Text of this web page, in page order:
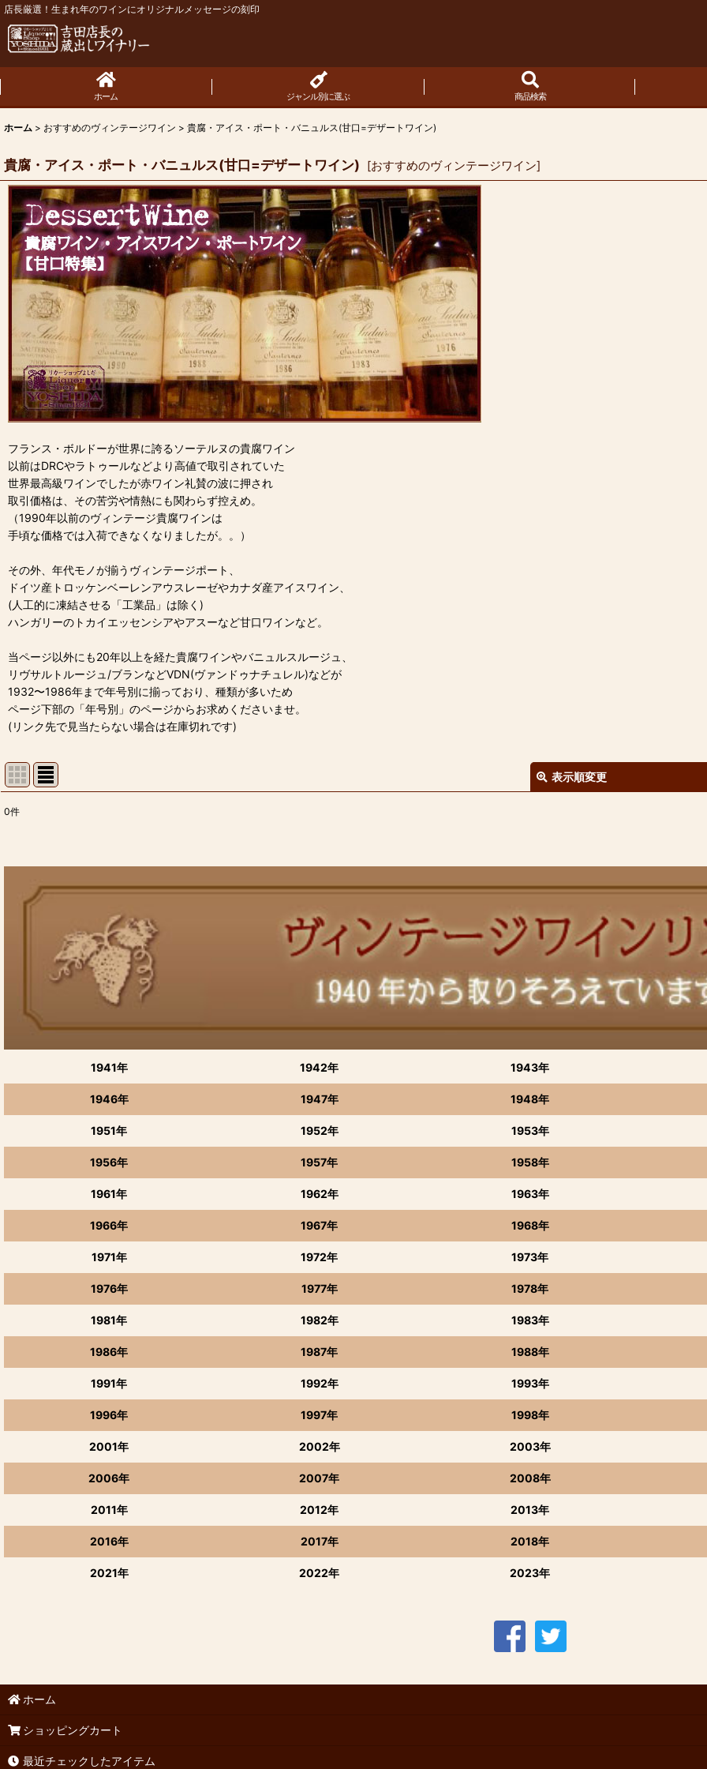
店長厳選！生まれ年のワインにオリジナルメッセージの刻印
ホーム ジャンル別に選ぶ 商品検索
ホーム > おすすめのヴィンテージワイン > 貴腐・アイス・ポート・バニュルス(甘口=デザートワイン)
貴腐・アイス・ポート・バニュルス(甘口=デザートワイン) [おすすめのヴィンテージワイン]
フランス・ボルドーが世界に誇るソーテルヌの貴腐ワイン
以前はDRCやラトゥールなどより高値で取引されていた
世界最高級ワインでしたが赤ワイン礼賛の波に押され
取引価格は、その苦労や情熱にも関わらず控えめ。
（1990年以前のヴィンテージ貴腐ワインは
手頃な価格では入荷できなくなりましたが。。）
その外、年代モノが揃うヴィンテージポート、
ドイツ産トロッケンベーレンアウスレーゼやカナダ産アイスワイン、
(人工的に凍結させる「工業品」は除く)
ハンガリーのトカイエッセンシアやアスーなど甘口ワインなど。
当ページ以外にも20年以上を経た貴腐ワインやバニュルスルージュ、
リヴサルトルージュ/ブランなどVDN(ヴァンドゥナチュレル)などが
1932〜1986年まで年号別に揃っており、種類が多いため
ページ下部の「年号別」のページからお求めくださいませ。
(リンク先で見当たらない場合は在庫切れです)
表示順変更
並び順:
0件
1941年 1942年 1943年
1946年 1947年 1948年
1951年 1952年 1953年
1956年 1957年 1958年
1961年 1962年 1963年
1966年 1967年 1968年
1971年 1972年 1973年
1976年 1977年 1978年
1981年 1982年 1983年
1986年 1987年 1988年
1991年 1992年 1993年
1996年 1997年 1998年
2001年 2002年 2003年
2006年 2007年 2008年
2011年 2012年 2013年
2016年 2017年 2018年
2021年 2022年 2023年
ホーム
ショッピングカート
最近チェックしたアイテム